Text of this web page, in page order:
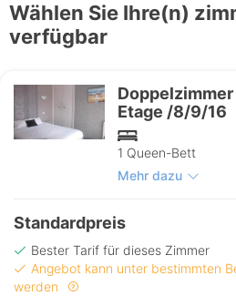
Wählen Sie Ihre(n)
verfügbar
Doppelzimmer
Etage /8/9/16
1 Queen-Bett
Mehr dazu
Standardpreis
Bester Tarif für dieses Zimmer
Angebot kann unter bestimmten
werden